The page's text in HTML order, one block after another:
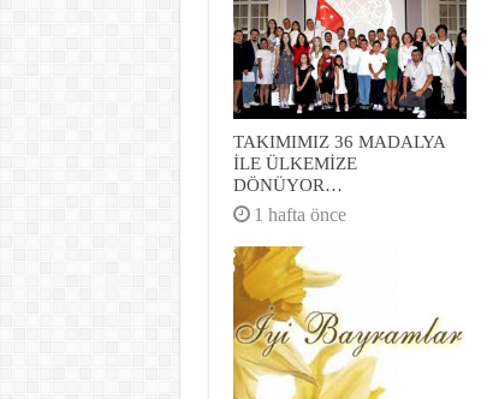
TAKIMIMIZ 36 MADALYA
İLE ÜLKEMİZE
DÖNÜYOR…
1 hafta önce